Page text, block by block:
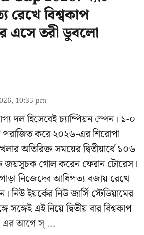
বিশ্বকাপ
এসে তরী ডুবলো
10:35 pm
দল হিসেবেই চ্যাম্পিয়ন স্পেন। ১-০
পরাজিত করে ২০২৬-এর শিরোপা
অতিরিক্ত সময়ের দ্বিতীয়ার্ধে ১০৬
জয়সূচক গোল করেন ফেরান টোরেস।
নিজেদের আধিপত্য বজায় রেখে
নিউ ইয়র্কের নিউ জার্সি স্টেডিয়ামের
এই নিয়ে দ্বিতীয় বার বিশ্বকাপ
এর আগে স্ ...